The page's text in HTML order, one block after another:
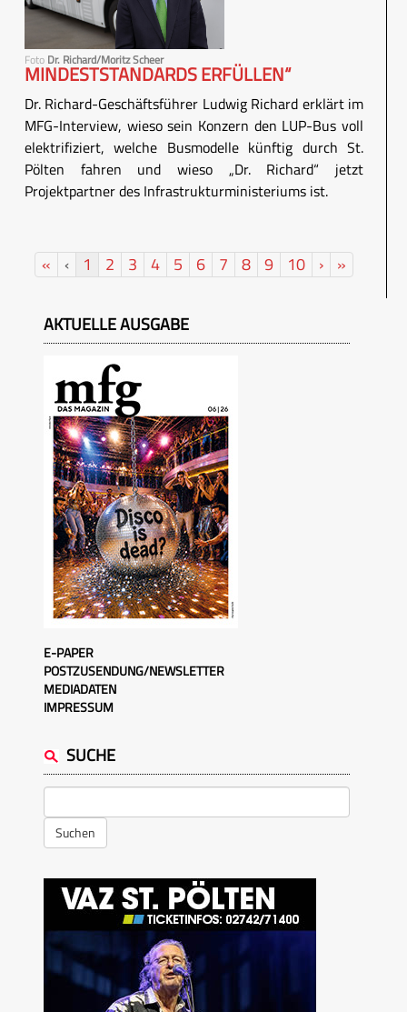
Foto Dr. Richard/Moritz Scheer
MINDESTSTANDARDS ERFÜLLEN“
Dr. Richard-Geschäftsführer Ludwig Richard erklärt im
MFG-Interview, wieso sein Konzern den LUP-Bus voll
elektrifiziert, welche Busmodelle künftig durch St.
Pölten fahren und wieso „Dr. Richard“ jetzt
Projektpartner des Infrastrukturministeriums ist.
« ‹ 1 2 3 4 5 6 7 8 9 10 › »
AKTUELLE AUSGABE
E-PAPER
POSTZUSENDUNG/NEWSLETTER
MEDIADATEN
IMPRESSUM
SUCHE
Suchen